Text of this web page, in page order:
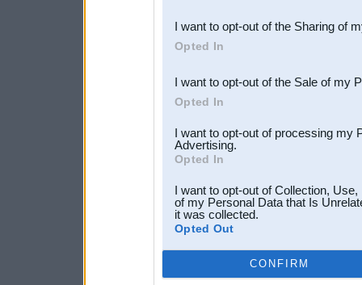
Downstream Participants
third parties.
I want to opt-out of the Sharing of
Opted In
I want to opt-out of the Sale of my
Opted In
I want to opt-out of processing my
Advertising.
Opted In
I want to opt-out of Collection,
of my Personal Data that Is
it was collected.
Opted Out
CONFIRM